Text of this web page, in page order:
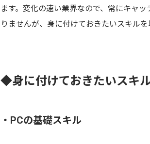
ます。変化の速い業界なので、常にキャ
りませんが、身に付けておきたいスキル
◆身に付けておきたいスキ
・PCの基礎スキル